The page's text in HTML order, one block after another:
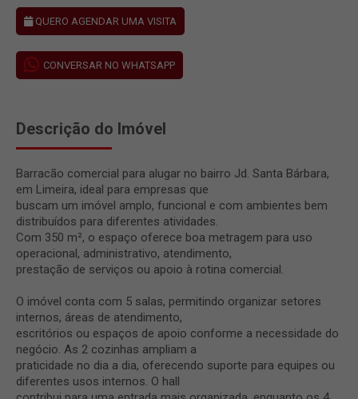
QUERO AGENDAR UMA VISITA
CONVERSAR NO WHATSAPP
Descrição do Imóvel
Barracão comercial para alugar no bairro Jd. Santa Bárbara,
em Limeira, ideal para empresas que
buscam um imóvel amplo, funcional e com ambientes bem
distribuídos para diferentes atividades.
Com 350 m², o espaço oferece boa metragem para uso
operacional, administrativo, atendimento,
prestação de serviços ou apoio à rotina comercial.
O imóvel conta com 5 salas, permitindo organizar setores
internos, áreas de atendimento,
escritórios ou espaços de apoio conforme a necessidade do
negócio. As 2 cozinhas ampliam a
praticidade no dia a dia, oferecendo suporte para equipes ou
diferentes usos internos. O hall